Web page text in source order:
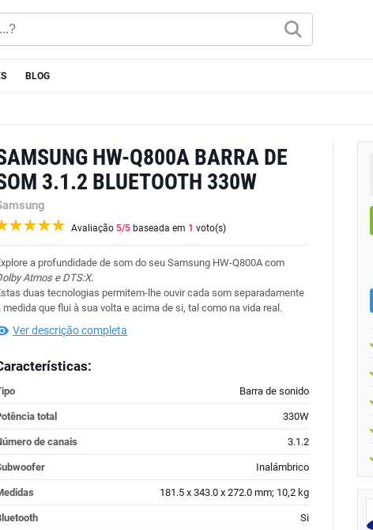
BLOG
HW-Q800A BARRA DE
3.1.2 BLUETOOTH 330W
Avaliação 5/5 baseada em 1 voto(s)
a profundidade de som do seu Samsung HW-Q800A com
Atmos e DTS:X.
duas tecnologias permitem-lhe ouvir cada som separadamente
medida que flui à sua volta e acima de si, tal como na vida real.
Ver descrição completa
Barra de sonido
total 330W
de canais 3.1.2
Inalámbrico
181.5 x 343.0 x 272.0 mm; 10,2 kg
Si